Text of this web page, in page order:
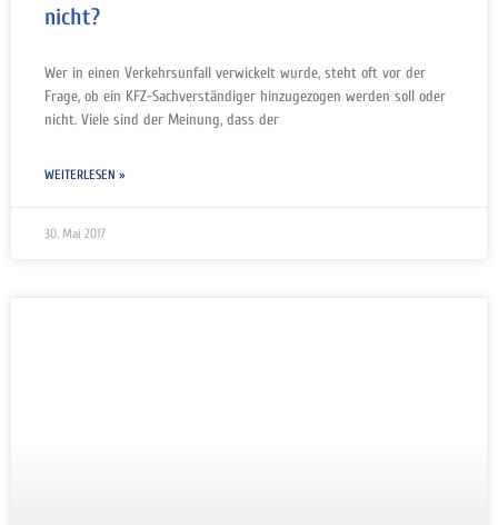
nicht?
Wer in einen Verkehrsunfall verwickelt wurde, steht oft vor der
Frage, ob ein KFZ-Sachverständiger hinzugezogen werden soll oder
nicht. Viele sind der Meinung, dass der
WEITERLESEN »
30. Mai 2017